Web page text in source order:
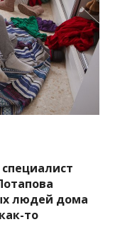
людей дома
то